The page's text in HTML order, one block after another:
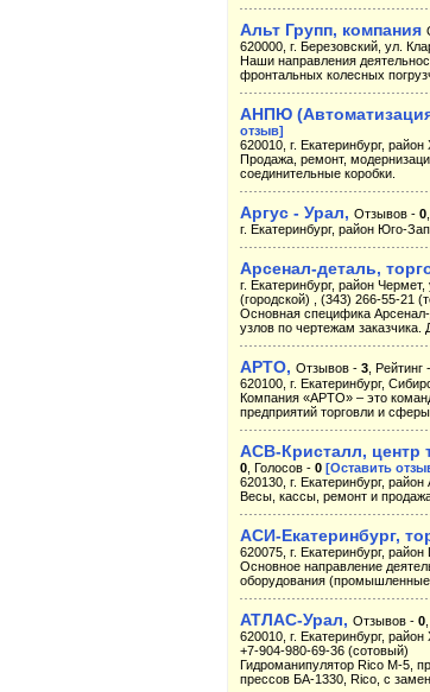
Альт Групп, компания
620000, г. Березовский, ул.
Наши направления
фронтальных колесных
АНПЮ
отзыв]
620010, г. Екатеринбург,
Продажа, ремонт,
соединительные коробки.
Аргус - Урал, Отзывов - 0
г. Екатеринбург, район Юго-
Арсенал-деталь,
г. Екатеринбург, район
(городской) , (343) 266-55-21
Основная специфика Арсенал-
узлов по чертежам заказчика.
АРТО, Отзывов - 3 , Рейтинг -
620100, г. Екатеринбург,
Компания «АРТО» – это
предприятий торговли и сферы
АСВ-Кристалл, центр
0 , Голосов - 0 [Оставить
620130, г. Екатеринбург,
Весы, кассы, ремонт и
АСИ-Екатеринбург,
620075, г. Екатеринбург,
Основное направление
оборудования (промышленные
АТЛАС-Урал, Отзывов - 0
620010, г. Екатеринбург,
+7-904-980-69-36 (сотовый)
Гидроманипулятор Rico М-5,
прессов БА-1330, Rico, с